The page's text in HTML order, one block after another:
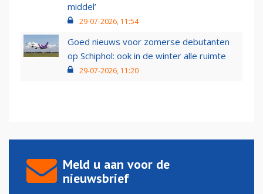
middel’
29-07-2026, 11:54
Goed nieuws voor zomerse debutanten
op Schiphol: ook in de winter alle ruimte
29-07-2026, 11:20
Meld u aan voor de
nieuwsbrief